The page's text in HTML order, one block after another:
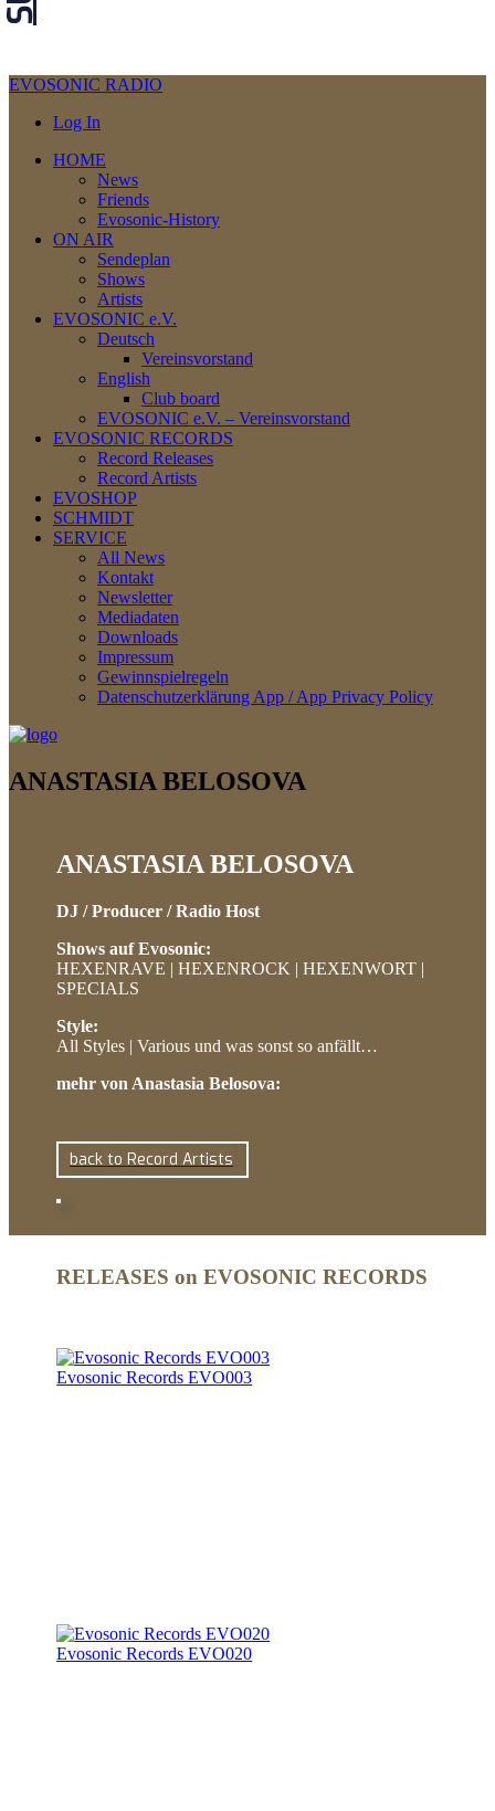
EVOSONIC RADIO
Log In
HOME
News
Friends
Evosonic-History
ON AIR
Sendeplan
Shows
Artists
EVOSONIC e.V.
Deutsch
Vereinsvorstand
English
Club board
EVOSONIC e.V. ‒ Vereinsvorstand
EVOSONIC RECORDS
Record Releases
Record Artists
EVOSHOP
SCHMIDT
SERVICE
All News
Kontakt
Newsletter
Mediadaten
Downloads
Impressum
Gewinnspielregeln
Datenschutzerklärung App / App Privacy Policy
ANASTASIA BELOSOVA
ANASTASIA BELOSOVA
DJ / Producer / Radio Host
Shows auf Evosonic:
HEXENRAVE | HEXENROCK | HEXENWORT |
SPECIALS
Style:
All Styles | Various und was sonst so anfällt…
mehr von Anastasia Belosova:
back to Record Artists
RELEASES on EVOSONIC RECORDS
Evosonic Records EVO003
Evosonic Records EVO020